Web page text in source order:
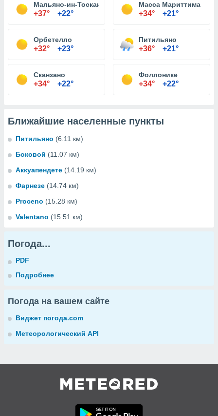
Мальяно-ин-Тоскана
+37° +22°
Масса Мариттима
+34° +21°
Орбетелло
+32° +23°
Питильяно
+36° +21°
Сканзано
+34° +22°
Фоллонике
+34° +22°
Ближайшие населенные пункты
Питильяно (6.11 км)
Боковой (11.07 км)
Аккуапендете (14.19 км)
Фарнезе (14.74 км)
Proceno (15.28 км)
Valentano (15.51 км)
Погода...
PDF
Подробнее
Погода на вашем сайте
Виджет погода.com
Метеорологический API